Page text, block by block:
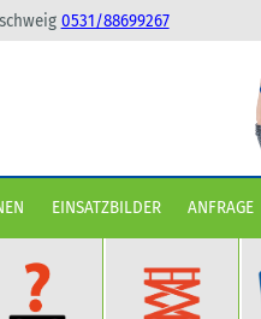
0531/88699267
EINSATZBILDER ANFRAGE